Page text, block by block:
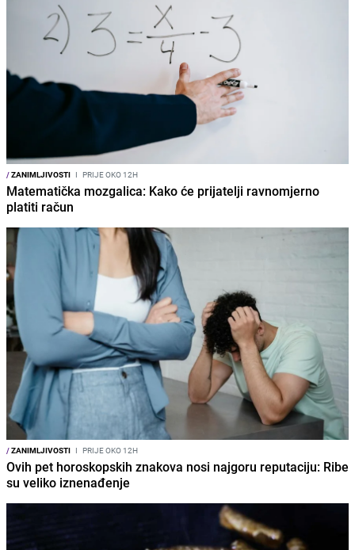
/ZANIMLJIVOSTI I PRIJE OKO 12H
Matematička mozgalica: Kako će prijatelji ravnomjerno
platiti račun
/ZANIMLJIVOSTI I PRIJE OKO 12H
Ovih pet horoskopskih znakova nosi najgoru reputaciju: Ribe
su veliko iznenađenje